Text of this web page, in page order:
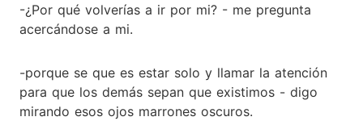
-¿Por qué volverías a ir por mi? - me pregunta
acercándose a mi.
-porque se que es estar solo y llamar la atención
para que los demás sepan que existimos - digo
mirando esos ojos marrones oscuros.